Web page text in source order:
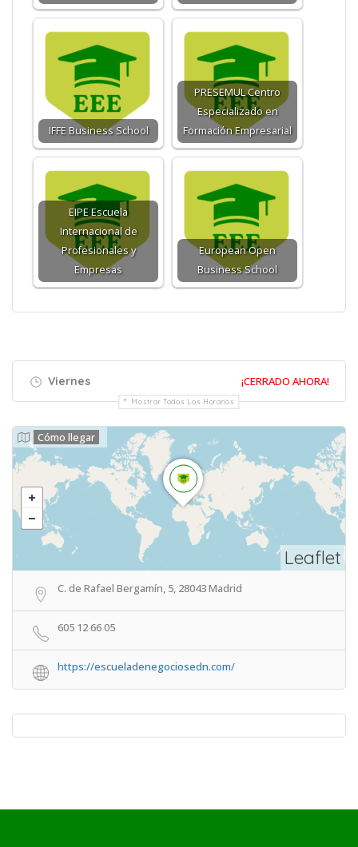
IFFE Business School
PRESEMUL Centro
Especializado en
Formación Empresarial
EIPE Escuela
Internacional de
Profesionales y
Empresas
European Open
Business School
Viernes ¡CERRADO AHORA!
Mostrar Todos Los Horarios
Leaflet
Cómo llegar
C. de Rafael Bergamín, 5, 28043 Madrid
605 12 66 05
https://escueladenegociosedn.com/